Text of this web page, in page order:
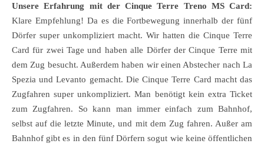
Unsere Erfahrung mit der Cinque Terre Treno MS Card:
Klare Empfehlung! Da es die Fortbewegung innerhalb der fünf
Dörfer super unkompliziert macht. Wir hatten die Cinque Terre
Card für zwei Tage und haben alle Dörfer der Cinque Terre mit
dem Zug besucht. Außerdem haben wir einen Abstecher nach La
Spezia und Levanto gemacht. Die Cinque Terre Card macht das
Zugfahren super unkompliziert. Man benötigt kein extra Ticket
zum Zugfahren. So kann man immer einfach zum Bahnhof,
selbst auf die letzte Minute, und mit dem Zug fahren. Außer am
Bahnhof gibt es in den fünf Dörfern sogut wie keine öffentlichen